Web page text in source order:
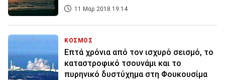
11 Μαρ 2018 19:14
ΚΟΣΜΟΣ
Επτά χρόνια από τον ισχυρό σεισμό, το
καταστροφικό τσουνάμι και το
πυρηνικό δυστύχημα στη Φουκουσίμα